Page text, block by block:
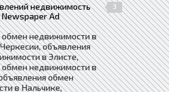
недвижимость
Ad
3
обмен недвижимости в
объявления
в Элисте,
обмен недвижимости в
обмен
в Нальчике,